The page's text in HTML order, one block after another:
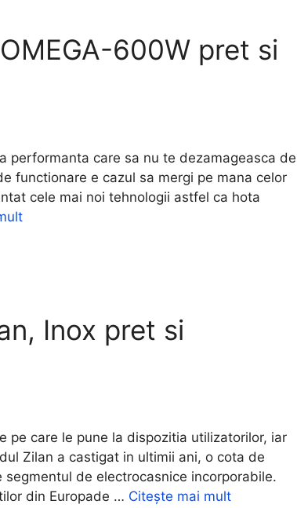
600W pret si
care sa nu te dezamageasca de
functionare e cazul sa mergi pe mana celor
cele mai noi tehnologii astfel ca hota
Inox pret si
care le pune la dispozitia utilizatorilor, iar
Zilan a castigat in ultimii ani, o cota de
de electrocasnice incorporabile.
din Europade … Citește mai mult